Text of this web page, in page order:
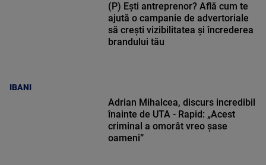
IBANI
(P) Ești antreprenor? Află cum te
ajută o campanie de advertoriale
să crești vizibilitatea și încrederea
brandului tău
Adrian Mihalcea, discurs incredibil
înainte de UTA - Rapid: „Acest
criminal a omorât vreo șase
oameni”